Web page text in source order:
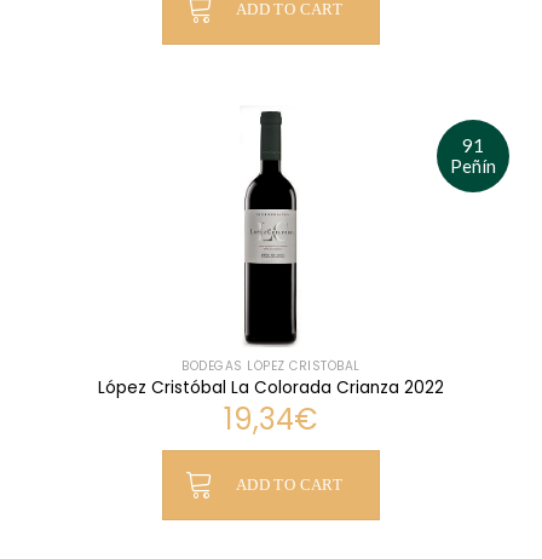
ADD TO CART
91
Peñín
BODEGAS LÓPEZ CRISTÓBAL
López Cristóbal La Colorada Crianza 2022
19,34€
ADD TO CART